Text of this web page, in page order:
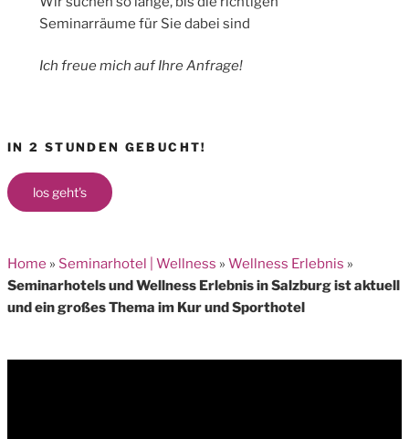
Seminarräume für Sie dabei sind
Ich freue mich auf Ihre Anfrage!
IN 2 STUNDEN GEBUCHT!
los geht's
Home » Seminarhotel | Wellness » Wellness Erlebnis »
Seminarhotels und Wellness Erlebnis in Salzburg ist aktuell
und ein großes Thema im Kur und Sporthotel